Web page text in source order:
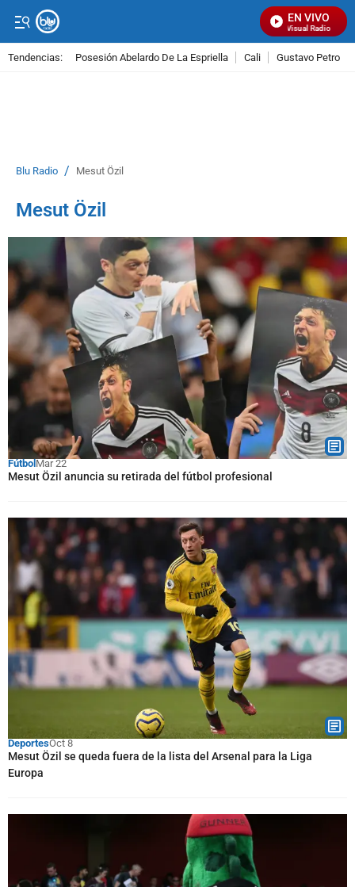
EN VIVO
Señal Visual Radio
Tendencias: Posesión Abelardo De La Espriella Cali Gustavo Petro
Blu Radio / Mesut Özil
Mesut Özil
FútbolMar 22
Mesut Özil anuncia su retirada del fútbol profesional
DeportesOct 8
Mesut Özil se queda fuera de la lista del Arsenal para la Liga
Europa